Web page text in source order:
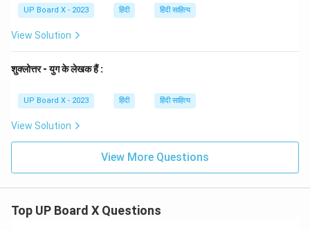
UP Board X - 2023 हिंदी हिंदी साहित्य
View Solution
शुक्लोत्तर - युग के लेखक हैं :
UP Board X - 2023 हिंदी हिंदी साहित्य
View Solution
View More Questions
Top UP Board X Questions